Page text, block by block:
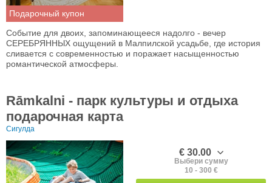
Подарочный купон
Событие для двоих, запоминающееся надолго - вечер
СЕРЕБРЯННЫХ ощущений в Малпилской усадьбе, где история
сливается с современностью и поражает насыщенностью
романтической атмосферы.
Rāmkalni - парк культуры и отдыха
подарочная карта
Сигулда
€ 30.00
Выбери сумму
10 - 300 €